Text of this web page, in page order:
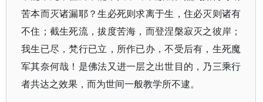
苦本而灭诸漏耶？生必死则求离于生，住必灭则诸有
不住；截生死流，拔度苦海，而登涅槃寂灭之彼岸；
我生已尽，梵行已立，所作已办，不受后有，生死魔
军其奈何哉！是佛法又进一层之出世目的，乃三乘行
者共达之效果，而为世间一般教学所不逮。